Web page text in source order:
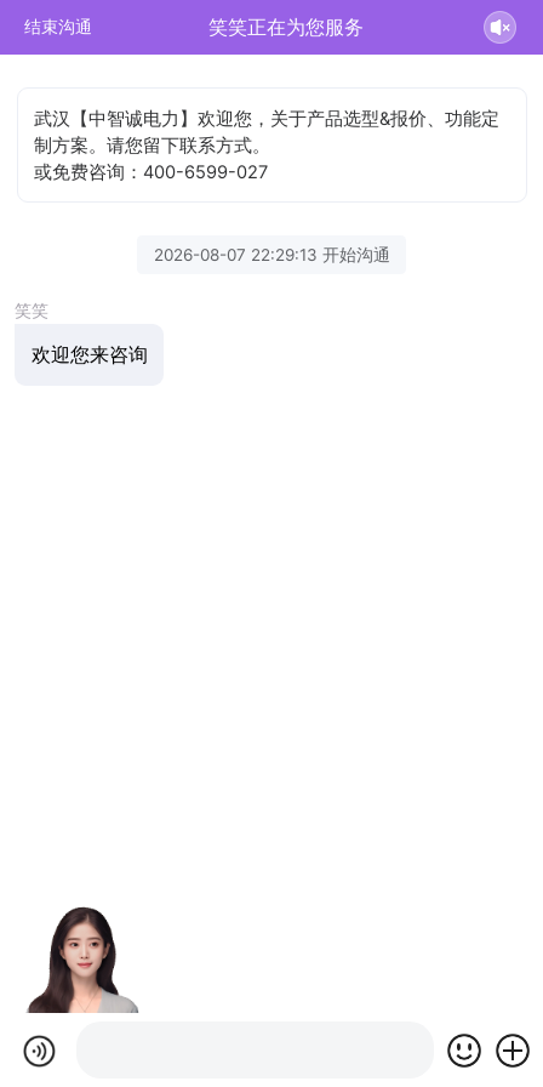
结束沟通 笑笑正在为您服务
武汉【中智诚电力】欢迎您，关于产品选型&报价、功能定
制方案。请您留下联系方式。
或免费咨询：400-6599-027
2026-08-07 22:29:13 开始沟通
笑笑
欢迎您来咨询